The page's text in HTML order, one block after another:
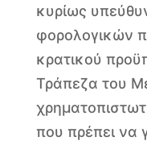
κυρίως
φορολογικών
κρατικού
Τράπεζα του
που πρέπει να